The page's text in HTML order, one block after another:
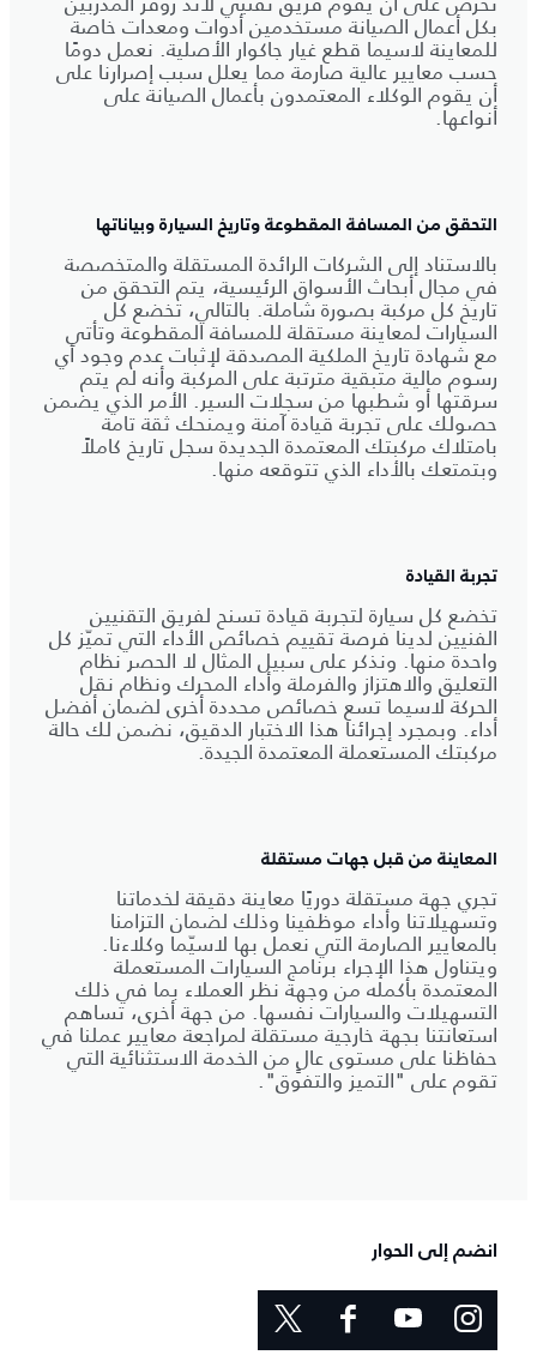
بكل أعمال الصيانة مستخدمين أدوات ومعدات خاصة
للمعاينة لاسيما قطع غيار جاكوار الأصلية. نعمل دومًا
حسب معايير عالية صارمة مما يعلل سبب إصرارنا على
أن يقوم الوكلاء المعتمدون بأعمال الصيانة على
أنواعها.
التحقق من المسافة المقطوعة وتاريخ السيارة وبياناتها
بالاستناد إلى الشركات الرائدة المستقلة والمتخصصة
في مجال أبحاث الأسواق الرئيسية، يتم التحقق من
تاريخ كل مركبة بصورة شاملة. بالتالي، تخضع كل
السيارات لمعاينة مستقلة للمسافة المقطوعة وتأتي
مع شهادة تاريخ الملكية المصدقة لإثبات عدم وجود أي
رسوم مالية متبقية مترتبة على المركبة وأنه لم يتم
سرقتها أو شطبها من سجلات السير. الأمر الذي يضمن
حصولك على تجربة قيادة آمنة ويمنحك ثقة تامة
بامتلاك مركبتك المعتمدة الجديدة سجل تاريخ كاملاً
وبتمتعك بالأداء الذي تتوقعه منها.
تجربة القيادة
تخضع كل سيارة لتجربة قيادة تسنح لفريق التقنيين
الفنيين لدينا فرصة تقييم خصائص الأداء التي تميّز كل
واحدة منها. ونذكر على سبيل المثال لا الحصر نظام
التعليق والاهتزاز والفرملة وأداء المحرك ونظام نقل
الحركة لاسيما تسع خصائص محددة أخرى لضمان أفضل
أداء. وبمجرد إجرائنا هذا الاختبار الدقيق، نضمن لك حالة
مركبتك المستعملة المعتمدة الجيدة.
المعاينة من قبل جهات مستقلة
تجري جهة مستقلة دوريًا معاينة دقيقة لخدماتنا
وتسهيلاتنا وأداء موظفينا وذلك لضمان التزامنا
بالمعايير الصارمة التي نعمل بها لاسيّما وكلاءنا.
ويتناول هذا الإجراء برنامج السيارات المستعملة
المعتمدة بأكمله من وجهة نظر العملاء بما في ذلك
التسهيلات والسيارات نفسها. من جهة أخرى، تساهم
استعانتنا بجهة خارجية مستقلة لمراجعة معايير عملنا في
حفاظنا على مستوى عالٍ من الخدمة الاستثنائية التي
تقوم على "التميز والتفوق".
انضم إلى الحوار